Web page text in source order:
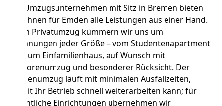
Als Umzugsunternehmen mit Sitz in Bremen bieten
wir Ihnen für Emden alle Leistungen aus einer Hand.
Beim Privatumzug kümmern wir uns um
Wohnungen jeder Größe – vom Studentenapartment
bis zum Einfamilienhaus, auf Wunsch mit
Seniorenumzug und besonderer Rücksicht. Der
Firmenumzug läuft mit minimalen Ausfallzeiten,
damit Ihr Betrieb schnell weiterarbeiten kann; für
öffentliche Einrichtungen übernehmen wir